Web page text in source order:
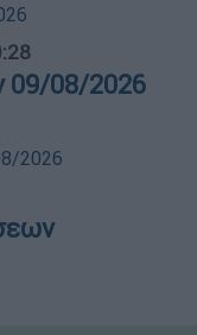
09/08/2026